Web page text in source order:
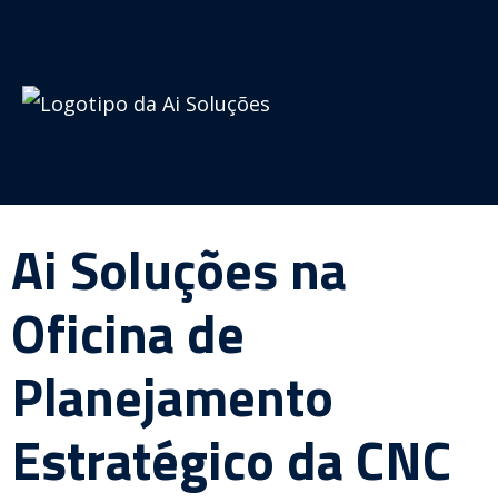
Ai Soluções na
Oficina de
Planejamento
Estratégico da CNC